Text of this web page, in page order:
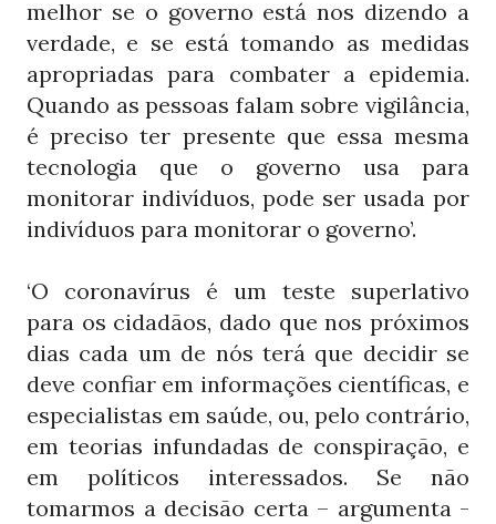
melhor se o governo está nos dizendo a
verdade, e se está tomando as medidas
apropriadas para combater a epidemia.
Quando as pessoas falam sobre vigilância,
é preciso ter presente que essa mesma
tecnologia que o governo usa para
monitorar indivíduos, pode ser usada por
indivíduos para monitorar o governo’.
‘O coronavírus é um teste superlativo
para os cidadãos, dado que nos próximos
dias cada um de nós terá que decidir se
deve confiar em informações científicas, e
especialistas em saúde, ou, pelo contrário,
em teorias infundadas de conspiração, e
em políticos interessados. Se não
tomarmos a decisão certa – argumenta -